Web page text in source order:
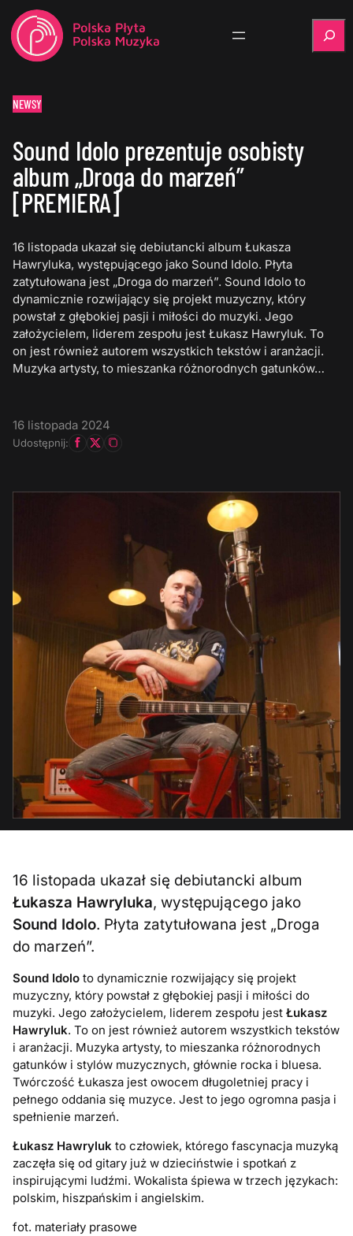
NEWSY
Sound Idolo prezentuje osobisty
album „Droga do marzeń”
[PREMIERA]
16 listopada ukazał się debiutancki album Łukasza
Hawryluka, występującego jako Sound Idolo. Płyta
zatytułowana jest „Droga do marzeń”. Sound Idolo to
dynamicznie rozwijający się projekt muzyczny, który
powstał z głębokiej pasji i miłości do muzyki. Jego
założycielem, liderem zespołu jest Łukasz Hawryluk. To
on jest również autorem wszystkich tekstów i aranżacji.
Muzyka artysty, to mieszanka różnorodnych gatunków…
16 listopada 2024
Udostępnij:
16 listopada ukazał się debiutancki album
Łukasza Hawryluka, występującego jako
Sound Idolo. Płyta zatytułowana jest „Droga
do marzeń”.
Sound Idolo to dynamicznie rozwijający się projekt
muzyczny, który powstał z głębokiej pasji i miłości do
muzyki. Jego założycielem, liderem zespołu jestŁukasz
Hawryluk. To on jest również autorem wszystkich tekstów
i aranżacji. Muzyka artysty, to mieszanka różnorodnych
gatunków i stylów muzycznych, głównie rocka i bluesa.
Twórczość Łukasza jest owocem długoletniej pracy i
pełnego oddania się muzyce. Jest to jego ogromna pasja i
spełnienie marzeń.
Łukasz Hawryluk to człowiek, którego fascynacja muzyką
zaczęła się od gitary już w dzieciństwie i spotkań z
inspirującymi ludźmi. Wokalista śpiewa w trzech językach:
polskim, hiszpańskim i angielskim.
fot. materiały prasowe